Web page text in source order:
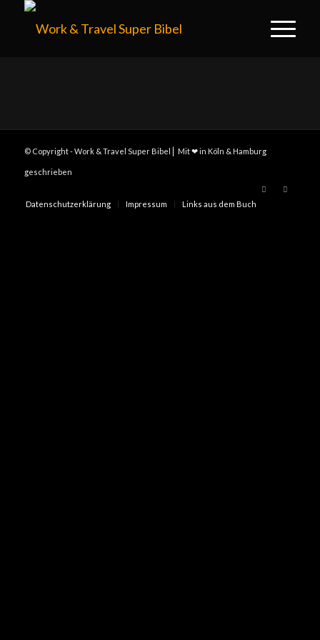
© Copyright - Work & Travel Super Bibel ⎢ Mit ❤ in Köln & Hamburg
geschrieben
Datenschutzerklärung Impressum Links aus dem Buch